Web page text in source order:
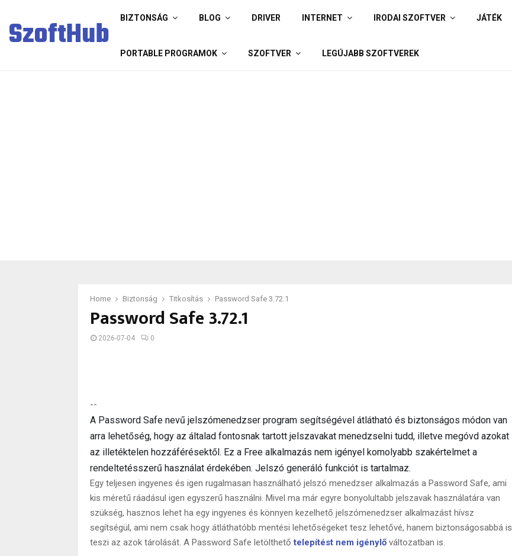
SzoftHub BIZTONSÁG BLOG DRIVER INTERNET IRODAI SZOFTVER JÁTÉK
PORTABLE PROGRAMOK SZOFTVER LEGÚJABB SZOFTVEREK
Home Biztonság Titkosítás Password Safe 3.72.1
Password Safe 3.72.1
2026-07-04 0
--
A Password Safe nevű jelszómenedzser program segítségével átlátható és biztonságos módon van
arra lehetőség, hogy az általad fontosnak tartott jelszavakat menedzselni tudd, illetve megóvd azokat
az illetéktelen hozzáférésektől. Ez a Free alkalmazás nem igényel komolyabb szakértelmet a
rendeltetésszerű használat érdekében. Jelszó generáló funkciót is tartalmaz.
Egy teljesen ingyenes és igen rugalmasan használható jelszó menedzser alkalmazás a Password Safe, ami
kis méretű ráadásul igen egyszerű használni. Mivel ma már egyre bonyolultabb jelszavak használatára van
szükség, hasznos lehet ha egy ingyenes és könnyen kezelhető jelszómenedzser alkalmazást hívsz
segítségül, ami nem csak hogy átláthatóbb mentési lehetőségeket tesz lehetővé, hanem biztonságosabbá is
teszi az azok tárolását. A Password Safe letölthetőtelepítést nem igénylő változatban is.